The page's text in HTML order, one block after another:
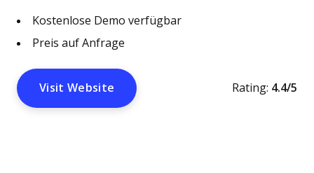
Kostenlose Demo verfügbar
Preis auf Anfrage
Visit Website Rating: 4.4/5